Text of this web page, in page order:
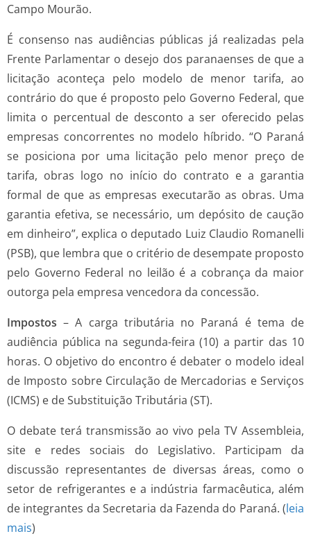
Campo Mourão.
É consenso nas audiências públicas já realizadas pela
Frente Parlamentar o desejo dos paranaenses de que a
licitação aconteça pelo modelo de menor tarifa, ao
contrário do que é proposto pelo Governo Federal, que
limita o percentual de desconto a ser oferecido pelas
empresas concorrentes no modelo híbrido. “O Paraná
se posiciona por uma licitação pelo menor preço de
tarifa, obras logo no início do contrato e a garantia
formal de que as empresas executarão as obras. Uma
garantia efetiva, se necessário, um depósito de caução
em dinheiro”, explica o deputado Luiz Claudio Romanelli
(PSB), que lembra que o critério de desempate proposto
pelo Governo Federal no leilão é a cobrança da maior
outorga pela empresa vencedora da concessão.
Impostos – A carga tributária no Paraná é tema de
audiência pública na segunda-feira (10) a partir das 10
horas. O objetivo do encontro é debater o modelo ideal
de Imposto sobre Circulação de Mercadorias e Serviços
(ICMS) e de Substituição Tributária (ST).
O debate terá transmissão ao vivo pela TV Assembleia,
site e redes sociais do Legislativo. Participam da
discussão representantes de diversas áreas, como o
setor de refrigerantes e a indústria farmacêutica, além
de integrantes da Secretaria da Fazenda do Paraná. (leia
mais)